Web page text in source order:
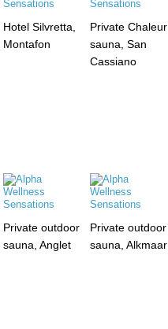
Hotel Silvretta,
Montafon
Private Chaleur
sauna, San
Cassiano
Private outdoor
sauna, Anglet
Private outdoor
sauna, Alkmaar